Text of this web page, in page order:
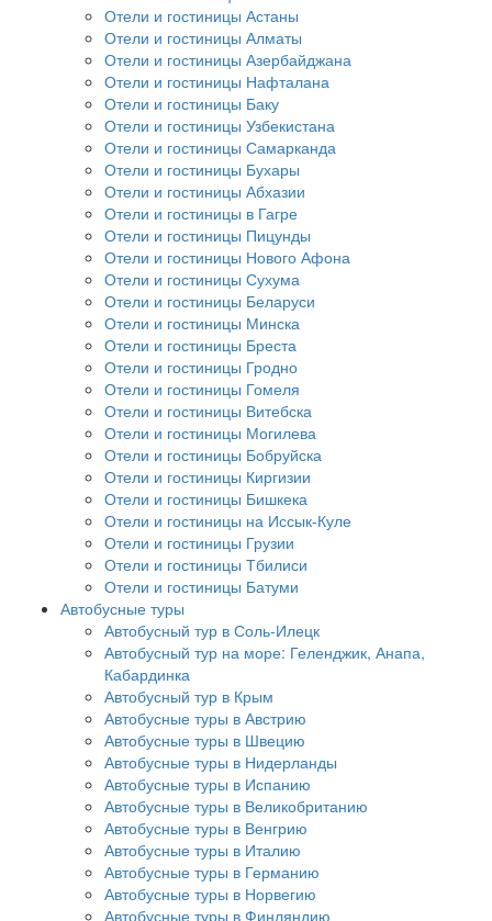
Отели и гостиницы Астаны
Отели и гостиницы Алматы
Отели и гостиницы Азербайджана
Отели и гостиницы Нафталана
Отели и гостиницы Баку
Отели и гостиницы Узбекистана
Отели и гостиницы Самарканда
Отели и гостиницы Бухары
Отели и гостиницы Абхазии
Отели и гостиницы в Гагре
Отели и гостиницы Пицунды
Отели и гостиницы Нового Афона
Отели и гостиницы Сухума
Отели и гостиницы Беларуси
Отели и гостиницы Минска
Отели и гостиницы Бреста
Отели и гостиницы Гродно
Отели и гостиницы Гомеля
Отели и гостиницы Витебска
Отели и гостиницы Могилева
Отели и гостиницы Бобруйска
Отели и гостиницы Киргизии
Отели и гостиницы Бишкека
Отели и гостиницы на Иссык-Куле
Отели и гостиницы Грузии
Отели и гостиницы Тбилиси
Отели и гостиницы Батуми
Автобусные туры
Автобусный тур в Соль-Илецк
Автобусный тур на море: Геленджик, Анапа,
Кабардинка
Автобусный тур в Крым
Автобусные туры в Австрию
Автобусные туры в Швецию
Автобусные туры в Нидерланды
Автобусные туры в Испанию
Автобусные туры в Великобританию
Автобусные туры в Венгрию
Автобусные туры в Италию
Автобусные туры в Германию
Автобусные туры в Норвегию
Автобусные туры в Финляндию